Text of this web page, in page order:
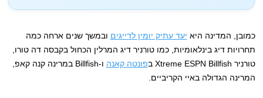
כמובן, המדינה היא יעד עתיק יומין לדייגים ובמשך שנים ארחה כמה
תחרויות דיג בינלאומיות, כמו טורניר דיג המרלין הכחול בקבסה דה טורו,
טורניר Xtreme ESPN Billfish ב
פונטה קאנה
ו-Billfish במרינה קנה קאפ,
המרינה הגדולה באיי הקריביים.